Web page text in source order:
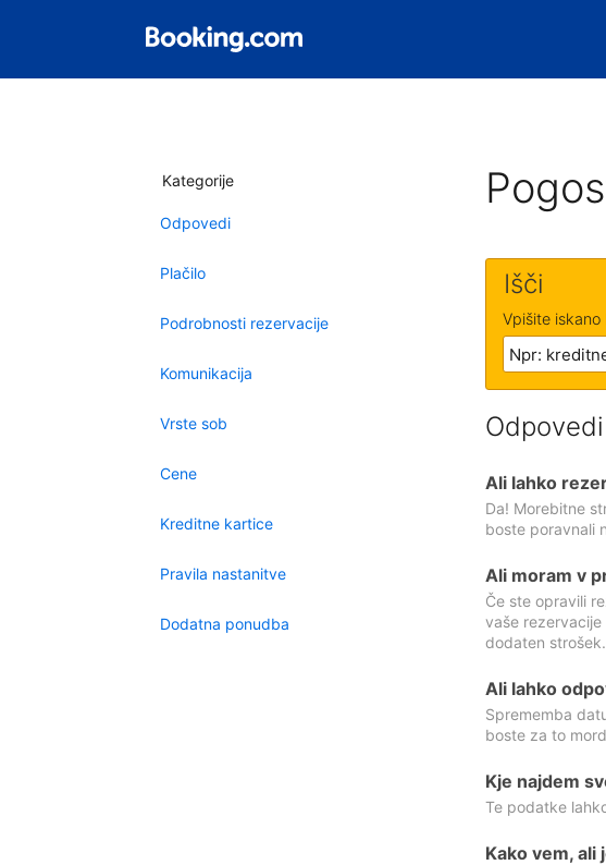
Kategorije
Odpovedi
Plačilo
Podrobnosti rezervacije
Komunikacija
Vrste sob
Cene
Kreditne kartice
Pravila nastanitve
Dodatna ponudba
Išči
Vpišite iskano
Odpovedi
Ali lahko
Da! Morebitne
boste poravnali
Ali moram v
Če ste opravili
vaše
dodaten
Ali lahko
Sprememba
boste za to
Kje najdem
Te podatke
Kako vem, ali